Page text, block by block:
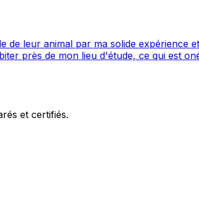
de leur animal par ma solide expérience
et certifiés.